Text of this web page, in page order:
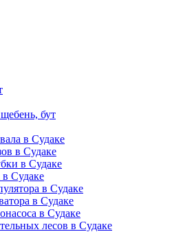
бут
в Судаке
в Судаке
в Судаке
Судаке
в Судаке
в Судаке
в Судаке
лесов в Судаке